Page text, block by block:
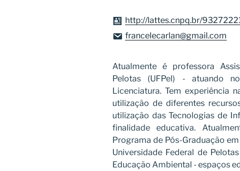
http://lattes.cnpq.br/
francelecarlan@gmail.com
Atualmente é professora
Pelotas (UFPel) - atuando
Licenciatura. Tem experiência
utilização de diferentes
utilização das Tecnologias de
finalidade educativa.
Programa de Pós-Graduação
Universidade Federal de
Educação Ambiental - espaços